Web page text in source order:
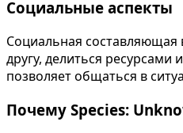
Социальные аспекты
Социальная составляющая
другу, делиться ресурсами
позволяет общаться в
Почему Species: